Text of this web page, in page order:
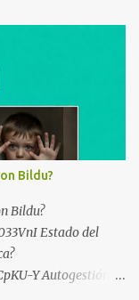
Bildu?
Bildu?
Estado del
Y Autogestión